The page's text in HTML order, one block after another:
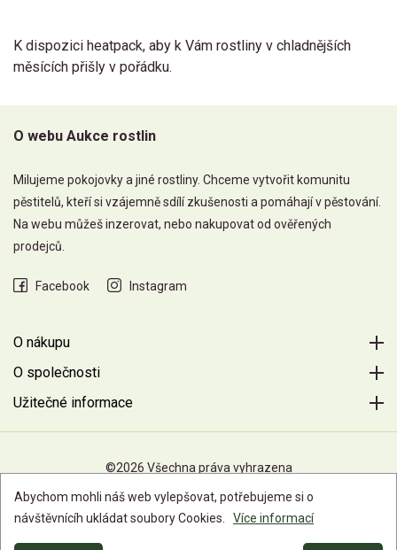
K dispozici heatpack, aby k Vám rostliny v chladnějších
měsících přišly v pořádku.
O webu Aukce rostlin
Milujeme pokojovky a jiné rostliny. Chceme vytvořit komunitu
pěstitelů, kteří si vzájemně sdílí zkušenosti a pomáhají v pěstování.
Na webu můžeš inzerovat, nebo nakupovat od ověřených
prodejců.
Facebook Instagram
O nákupu
O společnosti
Užitečné informace
©2026 Všechna práva vyhrazena
Abychom mohli náš web vylepšovat, potřebujeme si o
návštěvnícíh ukládat soubory Cookies.
Více informací